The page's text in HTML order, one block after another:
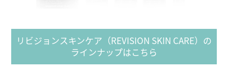
リビジョンスキンケア（REVISION SKIN CARE）の
ラインナップはこちら